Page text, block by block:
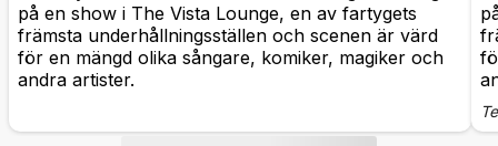
på en show i The Vista Lounge, en av fartygets
främsta underhållningsställen och scenen är värd
för en mängd olika sångare, komiker, magiker och
andra artister.